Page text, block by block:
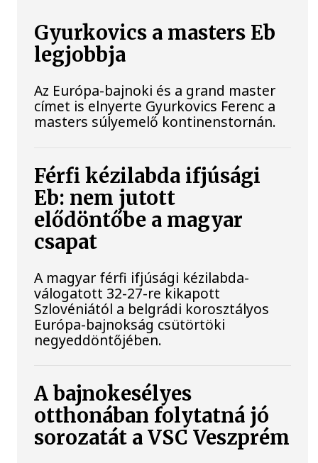
Gyurkovics a masters Eb
legjobbja
Az Európa-bajnoki és a grand master
címet is elnyerte Gyurkovics Ferenc a
masters súlyemelő kontinenstornán.
Férfi kézilabda ifjúsági
Eb: nem jutott
elődöntőbe a magyar
csapat
A magyar férfi ifjúsági kézilabda-
válogatott 32-27-re kikapott
Szlovéniától a belgrádi korosztályos
Európa-bajnokság csütörtöki
negyeddöntőjében.
A bajnokesélyes
otthonában folytatná jó
sorozatát a VSC Veszprém